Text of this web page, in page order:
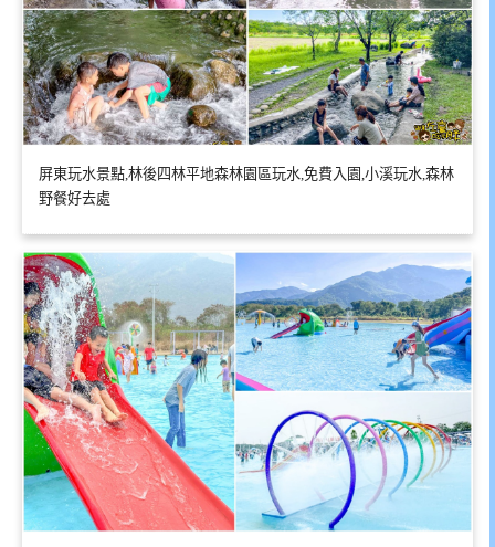
屏東玩水景點,林後四林平地森林園區玩水,免費入園,小溪玩水,森林
野餐好去處